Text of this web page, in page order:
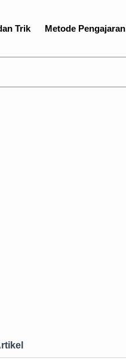
Trik Metode Pengajaran